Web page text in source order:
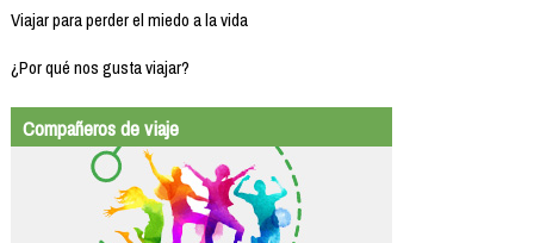
Viajar para perder el miedo a la vida
¿Por qué nos gusta viajar?
Compañeros de viaje